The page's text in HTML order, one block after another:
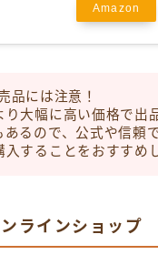
Amazon
品には注意！
り大幅に高い価格で出
あるので、公式や信頼
入することをおすすめ
ラインショップ